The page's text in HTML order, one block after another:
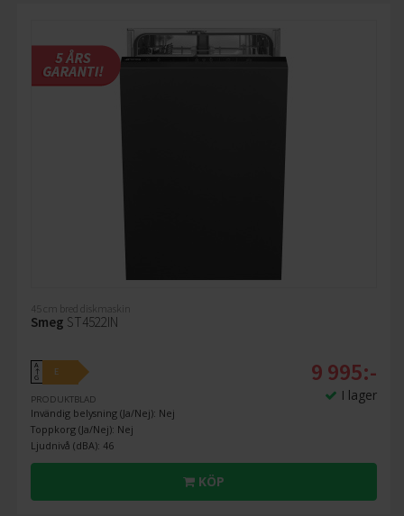
45 cm bred diskmaskin
Smeg ST4522IN
A
↑
G
E
PRODUKTBLAD
Invändig belysning (Ja/Nej): Nej
Toppkorg (Ja/Nej): Nej
Ljudnivå (dBA): 46
9 995:-
I lager
KÖP